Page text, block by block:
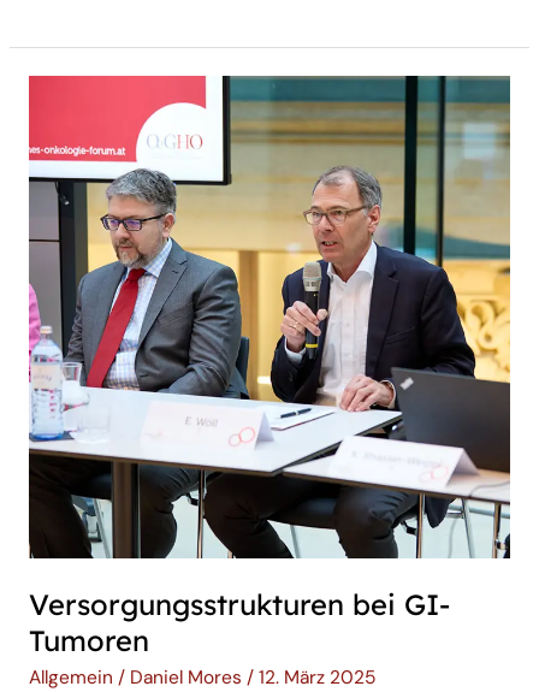
Versorgungsstrukturen bei GI-
Tumoren
Allgemein / Daniel Mores / 12. März 2025
GI-
Tumoren